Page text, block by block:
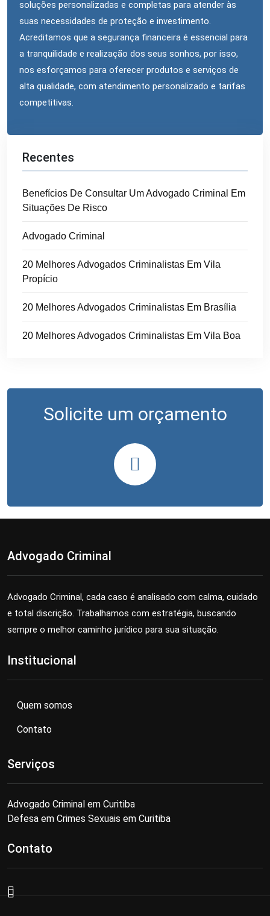
soluções personalizadas e completas para atender às
suas necessidades de proteção e investimento.
Acreditamos que a segurança financeira é essencial para
a tranquilidade e realização dos seus sonhos, por isso,
nos esforçamos para oferecer produtos e serviços de
alta qualidade, com atendimento personalizado e tarifas
competitivas.
Recentes
Benefícios De Consultar Um Advogado Criminal Em
Situações De Risco
Advogado Criminal
20 Melhores Advogados Criminalistas Em Vila
Propício
20 Melhores Advogados Criminalistas Em Brasília
20 Melhores Advogados Criminalistas Em Vila Boa
Solicite um orçamento
Advogado Criminal
Advogado Criminal, cada caso é analisado com calma, cuidado
e total discrição. Trabalhamos com estratégia, buscando
sempre o melhor caminho jurídico para sua situação.
Institucional
Quem somos
Contato
Serviços
Advogado Criminal em Curitiba
Defesa em Crimes Sexuais em Curitiba
Contato